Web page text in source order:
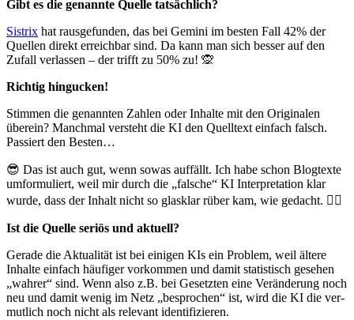
Gibt es die genann­te Quel­le tat­säch­lich?
Sis­trix hat raus­ge­fun­den, das bei Gemi­ni im bes­ten Fall 42% der
Quel­len direkt erreich­bar sind. Da kann man sich bes­ser auf den
Zufall ver­las­sen – der trifft zu 50% zu! 🙊
Rich­tig hin­gu­cken!
Stim­men die genann­ten Zah­len oder Inhal­te mit den Ori­gi­na­len
über­ein? Manch­mal ver­steht die KI den Quell­text ein­fach falsch.
Pas­siert den Bes­ten…
😎 Das ist auch gut, wenn sowas auf­fällt. Ich habe schon Blog­tex­te
umfor­mu­liert, weil mir durch die „fal­sche“ KI Inter­pre­ta­ti­on klar
wur­de, dass der Inhalt nicht so glas­klar rüber kam, wie gedacht. 🤷‍♀️
Ist die Quel­le seri­ös und aktu­ell?
Gera­de die Aktua­li­tät ist bei eini­gen KIs ein Pro­blem, weil älte­re
Inhal­te ein­fach häu­fi­ger vor­kom­men und damit sta­tis­tisch gese­hen
„wah­rer“ sind. Wenn also z.B. bei Gesetz­ten eine Ver­än­de­rung noch
neu und damit wenig im Netz „bespro­chen“ ist, wird die KI die ver­
mut­lich noch nicht als rele­vant iden­ti­fi­zie­ren.